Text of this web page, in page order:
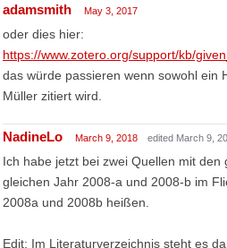
adamsmith May 3, 2017
oder dies hier:
https://www.zotero.org/support/kb/
das würde passieren wenn sowohl ein
Müller zitiert wird.
NadineLo March 9, 2018 edited March 9,
Ich habe jetzt bei zwei Quellen mit den
gleichen Jahr 2008-a und 2008-b im
2008a und 2008b heißen.
Edit: Im Literaturverzeichnis steht es